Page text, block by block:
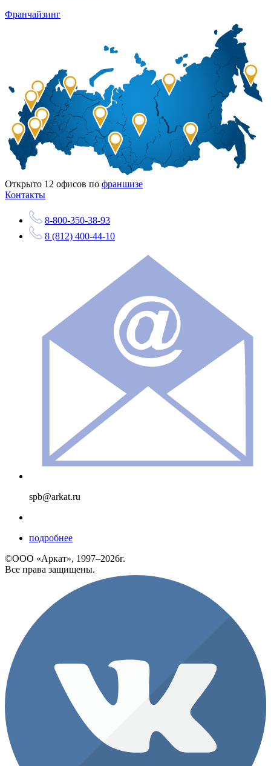
Франчайзинг
Открыто 12 офисов по франшизе
Контакты
8-800-350-38-93
8 (812) 400-44-10
spb@arkat.ru
подробнее
©ООО «Аркат», 1997–2026г.
Все права защищены.